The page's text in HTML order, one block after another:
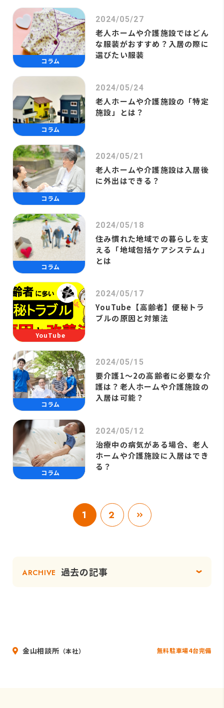
コラム
2024/05/27
老人ホームや介護施設ではどん
な服装がおすすめ？入居の際に
選びたい服装
コラム
2024/05/24
老人ホームや介護施設の「特定
施設」とは？
コラム
2024/05/21
老人ホームや介護施設は入居後
に外出はできる？
コラム
2024/05/18
住み慣れた地域での暮らしを支
える「地域包括ケアシステム」
とは
YouTube
2024/05/17
YouTube【高齢者】便秘トラ
ブルの原因と対策法
コラム
2024/05/15
要介護1～2の高齢者に必要な介
護は？老人ホームや介護施設の
入居は可能？
コラム
2024/05/12
治療中の病気がある場合、老人
ホームや介護施設に入居はでき
る？
1 2
ARCHIVE 過去の記事
金山相談所 （本社） 無料駐車場4台完備